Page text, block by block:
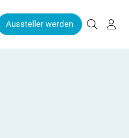
Aussteller werden